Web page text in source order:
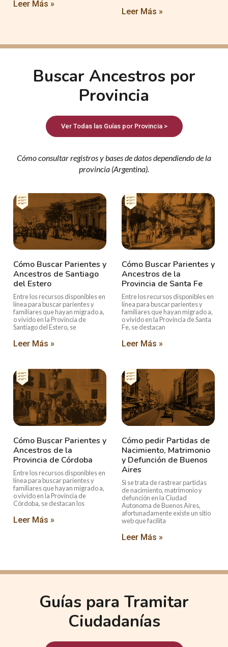
Leer Más »
Leer Más »
Buscar Ancestros por
Provincia
Ver Todas las Guías por Provincia >
Cómo consultar registros y bases de datos dependiendo de la
provincia (Argentina).
Cómo Buscar Parientes y
Ancestros de Santiago
del Estero
Entre los recursos disponibles en
línea para buscar parientes y
familiares que hayan migrado a,
o vivido en la Provincia de
Santiago del Estero, se
Leer Más »
Cómo Buscar Parientes y
Ancestros de la
Provincia de Santa Fe
Entre los recursos disponibles en
línea para buscar parientes y
familiares que hayan migrado a,
o vivido en la Provincia de Santa
Fe, se destacan
Leer Más »
Cómo Buscar Parientes y
Ancestros de la
Provincia de Córdoba
Entre los recursos disponibles en
línea para buscar parientes y
familiares que hayan migrado a,
o vivido en la Provincia de
Córdoba, se destacan los
Leer Más »
Cómo pedir Partidas de
Nacimiento, Matrimonio
y Defunción de Buenos
Aires
Si se trata de rastrear partidas
de nacimiento, matrimonio y
defunción en la Ciudad
Autonoma de Buenos Aires,
afortunadamente existe un sitio
web que facilita
Leer Más »
Guías para Tramitar
Ciudadanías